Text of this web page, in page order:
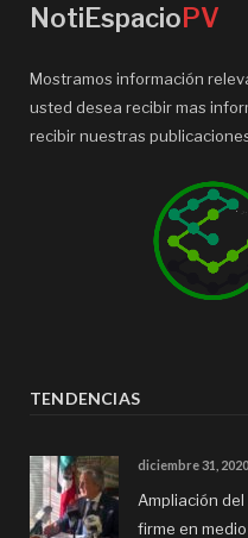
NotiEspacioPV
Mostramos información
usted desea recibir mas
recibir nuestras
TENDENCIAS
diciembre 31, 2020
Ampliación
firme en